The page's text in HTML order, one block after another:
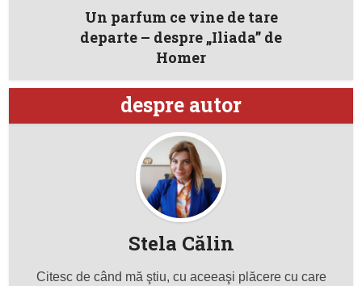
Un parfum ce vine de tare
departe – despre „Iliada” de
Homer
despre autor
Stela Călin
Citesc de când mă ştiu, cu aceeaşi plăcere cu care